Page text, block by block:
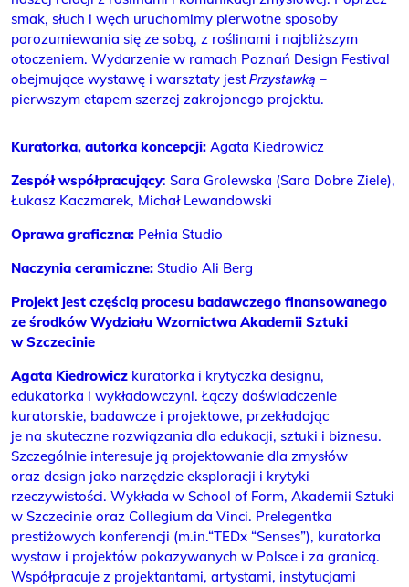
smak, słuch i węch uruchomimy pierwotne sposoby
porozumiewania się ze sobą, z roślinami i najbliższym
otoczeniem. Wydarzenie w ramach Poznań Design Festival
obejmujące wystawę i warsztaty jest Przystawką –
pierwszym etapem szerzej zakrojonego projektu.
Kuratorka, autorka koncepcji: Agata Kiedrowicz
Zespół współpracujący: Sara Grolewska (Sara Dobre Ziele),
Łukasz Kaczmarek, Michał Lewandowski
Oprawa graficzna: Pełnia Studio
Naczynia ceramiczne: Studio Ali Berg
Projekt jest częścią procesu badawczego finansowanego
ze środków Wydziału Wzornictwa Akademii Sztuki
w Szczecinie
Agata Kiedrowicz kuratorka i krytyczka designu,
edukatorka i wykładowczyni. Łączy doświadczenie
kuratorskie, badawcze i projektowe, przekładając
je na skuteczne rozwiązania dla edukacji, sztuki i biznesu.
Szczególnie interesuje ją projektowanie dla zmysłów
oraz design jako narzędzie eksploracji i krytyki
rzeczywistości. Wykłada w School of Form, Akademii Sztuki
w Szczecinie oraz Collegium da Vinci. Prelegentka
prestiżowych konferencji (m.in.“TEDx “Senses”), kuratorka
wystaw i projektów pokazywanych w Polsce i za granicą.
Współpracuje z projektantami, artystami, instytucjami